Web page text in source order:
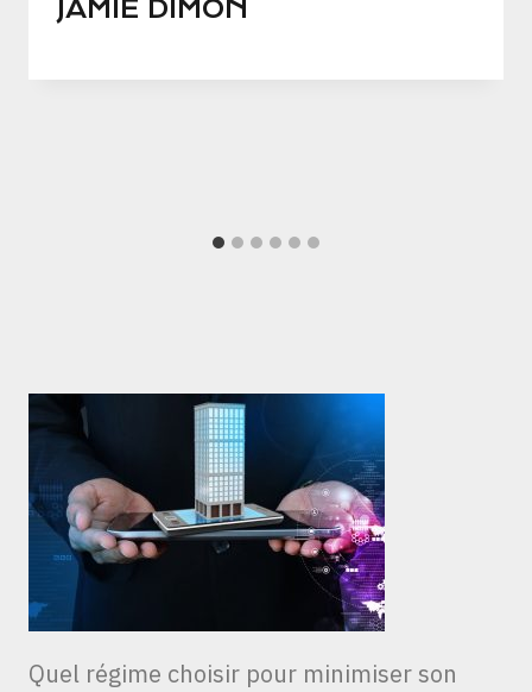
JAMIE DIMON
Quel régime choisir pour minimiser son